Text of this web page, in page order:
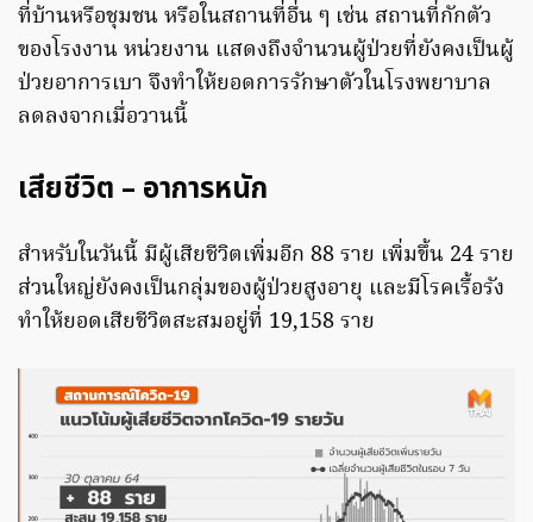
ที่บ้านหรือชุมชน หรือในสถานที่อื่น ๆ เช่น สถานที่กักตัว
ของโรงงาน หน่วยงาน แสดงถึงจำนวนผู้ป่วยที่ยังคงเป็นผู้
ป่วยอาการเบา จึงทำให้ยอดการรักษาตัวในโรงพยาบาล
ลดลงจากเมื่อวานนี้
เสียชีวิต – อาการหนัก
สำหรับในวันนี้ มีผู้เสียชีวิตเพิ่มอีก 88 ราย เพิ่มขึ้น 24 ราย
ส่วนใหญ่ยังคงเป็นกลุ่มของผู้ป่วยสูงอายุ และมีโรคเรื้อรัง
ทำให้ยอดเสียชีวิตสะสมอยู่ที่ 19,158 ราย